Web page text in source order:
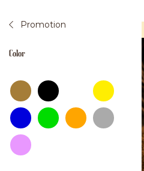
Promotion
Color